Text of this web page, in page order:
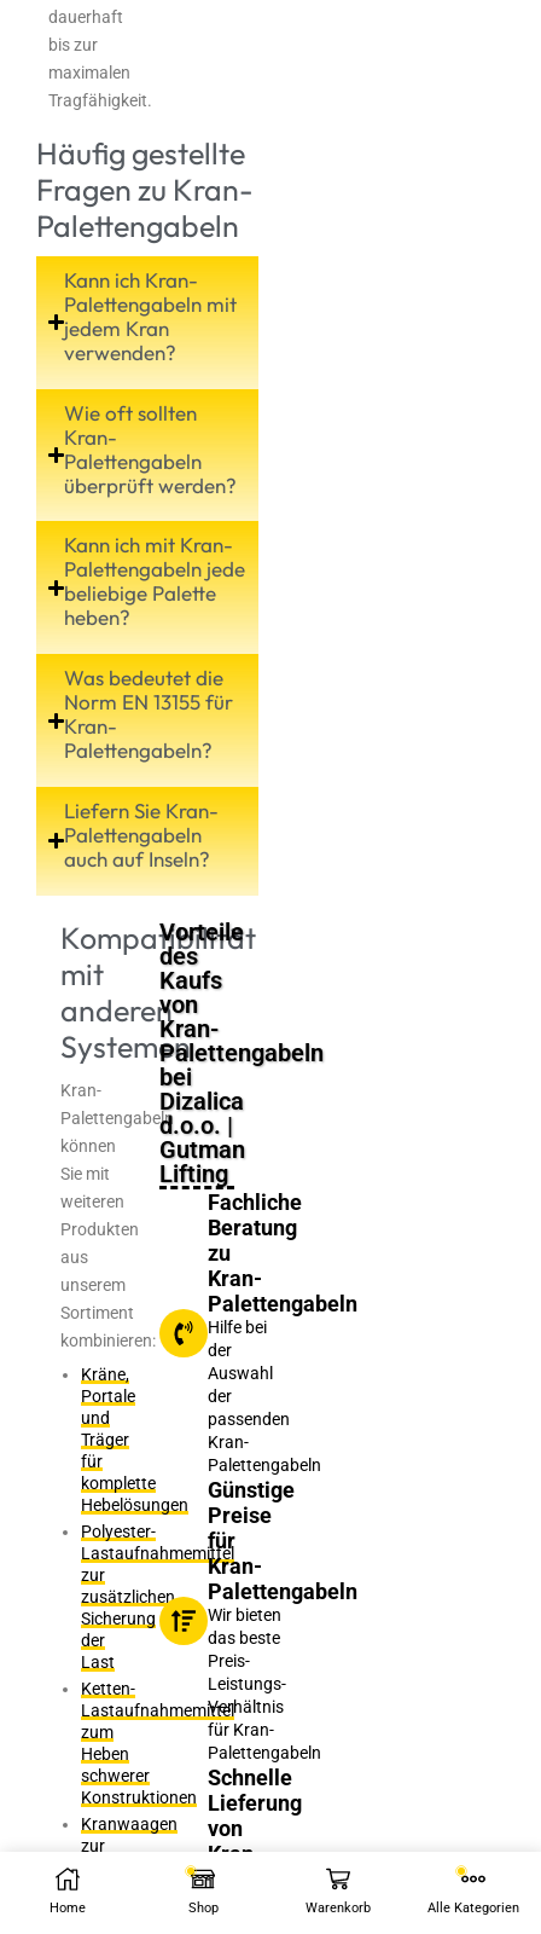
dauerhaft
bis zur
maximalen
Tragfähigkeit.
Häufig gestellte
Fragen zu Kran-
Palettengabeln
Kann ich Kran-
Palettengabeln mit
jedem Kran
verwenden?
Wie oft sollten
Kran-
Palettengabeln
überprüft werden?
Kann ich mit Kran-
Palettengabeln jede
beliebige Palette
heben?
Was bedeutet die
Norm EN 13155 für
Kran-
Palettengabeln?
Liefern Sie Kran-
Palettengabeln
auch auf Inseln?
Kompatibilität
mit
anderen
Systemen
Kran-
Palettengabeln
können
Sie mit
weiteren
Produkten
aus
unserem
Sortiment
kombinieren:
Kräne,
Portale
und
Träger
für
komplette
Hebelösungen
Polyester-
Lastaufnahmemittel
zur
zusätzlichen
Sicherung
der
Last
Ketten-
Lastaufnahmemittel
zum
Heben
schwerer
Konstruktionen
Kranwaagen
zur
Gewichtskontrolle
Last
Vorteile
des
Kaufs
von
Kran-
Palettengabeln
bei
Dizalica
d.o.o. |
Gutman
Lifting
Fachliche
Beratung
zu
Kran-
Palettengabeln
Hilfe bei
der
Auswahl
der
passenden
Kran-
Palettengabeln
Günstige
Preise
für
Kran-
Palettengabeln
Wir bieten
das beste
Preis-
Leistungs-
Verhältnis
für Kran-
Palettengabeln
Schnelle
Lieferung
von
Kran-
Palettengabeln
1-2 Tage
Home Shop Warenkorb Alle Kategorien